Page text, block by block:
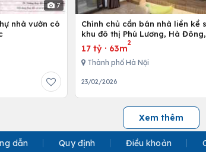
7
nhà vườn có
Chính chủ cần bán nhà liền kề
khu đô thị Phú Lương, Hà
thất cao cấp
17 tỷ · 63m
2
Thành phố Hà Nội
23/02/2026
Xem thêm
dẫn Quy định Điều khoản